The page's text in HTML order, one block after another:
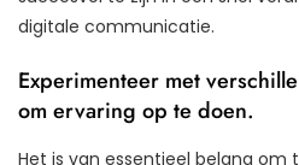
digitale communicatie.
Experimenteer met
om ervaring op te doen.
Het is van essentieel belang